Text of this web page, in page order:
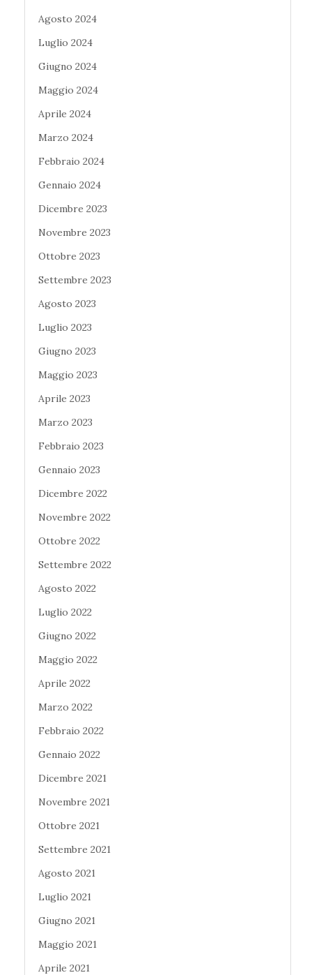
Agosto 2024
Luglio 2024
Giugno 2024
Maggio 2024
Aprile 2024
Marzo 2024
Febbraio 2024
Gennaio 2024
Dicembre 2023
Novembre 2023
Ottobre 2023
Settembre 2023
Agosto 2023
Luglio 2023
Giugno 2023
Maggio 2023
Aprile 2023
Marzo 2023
Febbraio 2023
Gennaio 2023
Dicembre 2022
Novembre 2022
Ottobre 2022
Settembre 2022
Agosto 2022
Luglio 2022
Giugno 2022
Maggio 2022
Aprile 2022
Marzo 2022
Febbraio 2022
Gennaio 2022
Dicembre 2021
Novembre 2021
Ottobre 2021
Settembre 2021
Agosto 2021
Luglio 2021
Giugno 2021
Maggio 2021
Aprile 2021